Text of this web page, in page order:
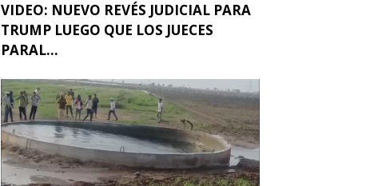
VIDEO: NUEVO REVÉS JUDICIAL PARA
TRUMP LUEGO QUE LOS JUECES
PARAL...